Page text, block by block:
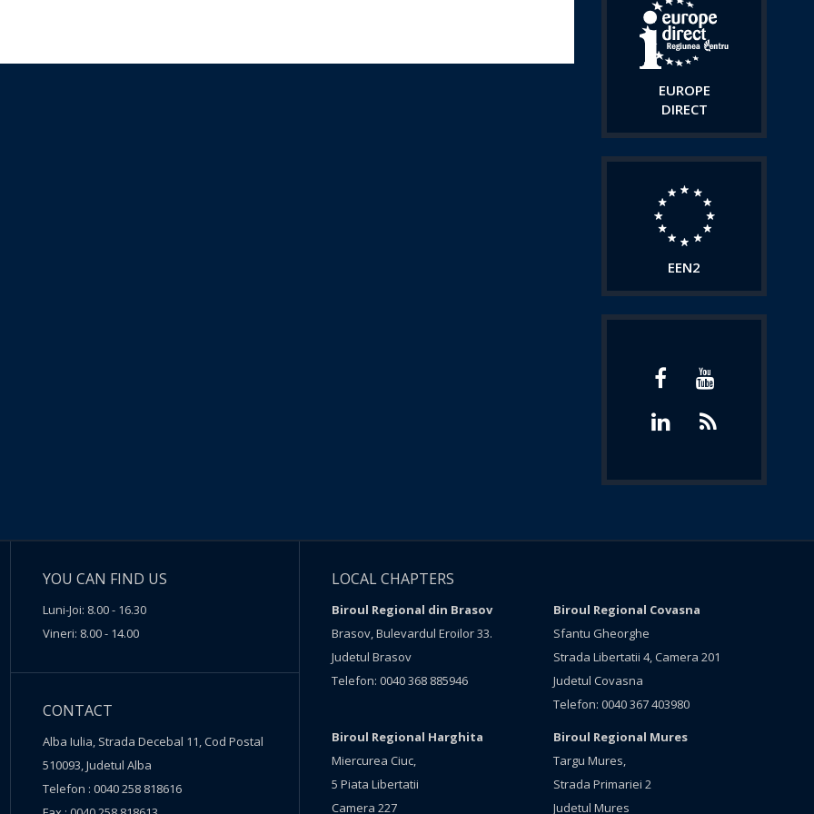
EUROPE
DIRECT
EEN2
YOU CAN FIND US
Luni-Joi: 8.00 - 16.30
Vineri: 8.00 - 14.00
CONTACT
Alba Iulia, Strada Decebal 11, Cod Postal
510093, Judetul Alba
Telefon : 0040 258 818616
LOCAL CHAPTERS
Biroul Regional din Brasov
Brasov, Bulevardul Eroilor 33.
Judetul Brasov
Telefon: 0040 368 885946
Biroul Regional Covasna
Sfantu Gheorghe
Strada Libertatii 4, Camera 201
Judetul Covasna
Telefon: 0040 367 403980
Biroul Regional Harghita
Miercurea Ciuc,
5 Piata Libertatii
Camera 227
Biroul Regional Mures
Targu Mures,
Strada Primariei 2
Judetul Mures